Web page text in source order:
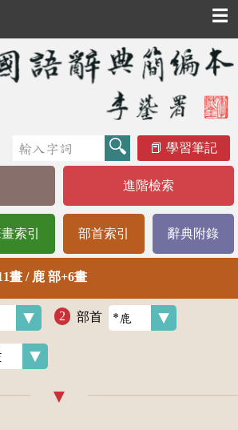
☰
學習筆記
進階檢索
索引 部首索引 辭典附錄
畫 / 鹿 部+6畫
部首